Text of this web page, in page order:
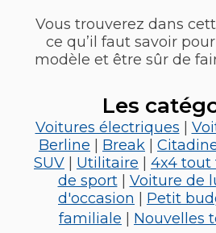
Vous trouverez dans
ce qu’il faut savoir
modèle et être sûr de
Les
Voitures électriques
Berline
Break
SUV
Utilitaire 4x4 tout
de sport| Voiture de
d'occasion
Petit
familiale
Nouvelles